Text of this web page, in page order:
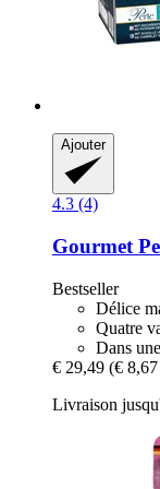
Ajouter
4.3 (4)
Gourmet
Bestseller
Délice
Quatre
Dans
€ 29,49 (€
Livraison